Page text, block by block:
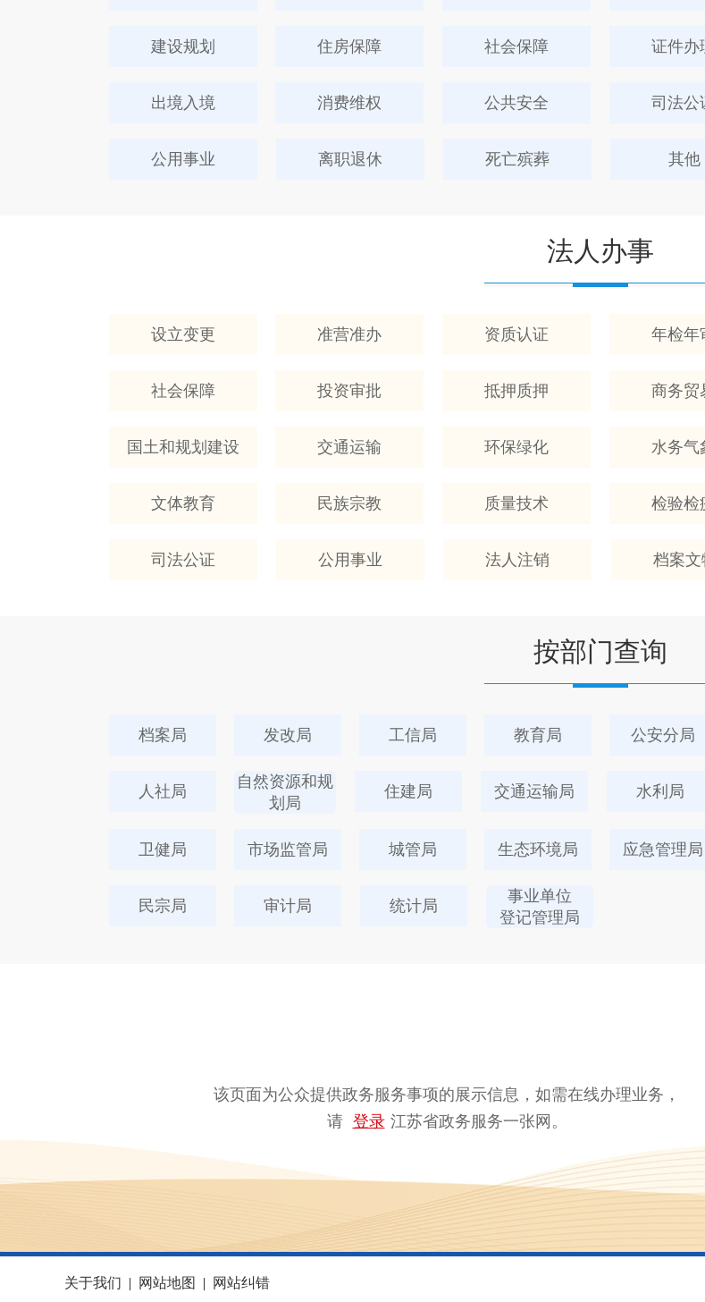
建设规划 住房保障 社会保障 证件办
出境入境 消费维权 公共安全 司法公
公用事业 离职退休 死亡殡葬 其他
法人办事
设立变更 准营准办 资质认证 年检年
社会保障 投资审批 抵押质押 商务贸
国土和规划建设 交通运输 环保绿化 水务气
文体教育 民族宗教 质量技术 检验检
司法公证 公用事业 法人注销 档案文
按部门查询
档案局 发改局 工信局 教育局 公安分局
人社局
自然资源和规
划局
住建局 交通运输局 水利局
卫健局 市场监管局 城管局 生态环境局 应急管理局
民宗局 审计局 统计局
事业单位
登记管理局
该页面为公众提供政务服务事项的展示信息，如需在线办理业务，
请 登录 江苏省政务服务一张网。
关于我们 | 网站地图 | 网站纠错